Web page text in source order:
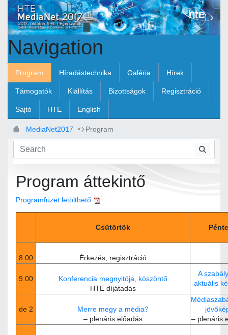
Skip to Main Content
Navigation
Program Híradástechnika Galéria Hírek
Támogatók Kiállítás Bizottságok Regisztráció
Sajtó HTE English
MediaNet2017 Program
Program áttekintő
Programfüzet letölthető
Csütörtök
8.00 Érkezés, regisztráció
9.00
Konferencia megnyitója, köszöntő
HTE díjátadás
A
aktuális
de 2
Merre megy a média?
– plenáris előadás
– plenáris